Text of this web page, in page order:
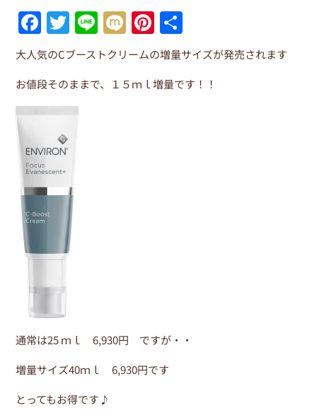
F
a
c
e
b
o
k
T
w
itt
er
Li
n
e
M
ix
Pi
nt
er
e
有
大人気のCブーストクリームの増量サイズが発売されます
お値段そのままで、１５ｍｌ増量です！！
通常は25 ｍｌ 6,930円 ですが・・
増量サイズ40ｍｌ 6,930円です
とってもお得です♪